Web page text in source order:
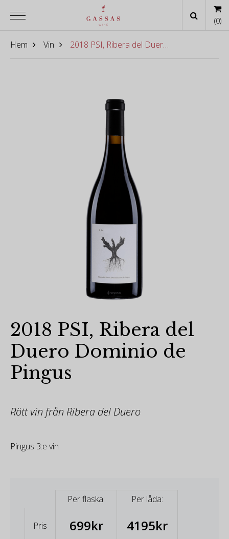
Hem Vin 2018 PSI, Ribera del Duero Dominio de Pingus
2018 PSI, Ribera del
Duero Dominio de
Pingus
Rött vin från Ribera del Duero
Pingus 3:e vin
Per flaska: Per låda:
Pris 699kr 4195kr
(0)